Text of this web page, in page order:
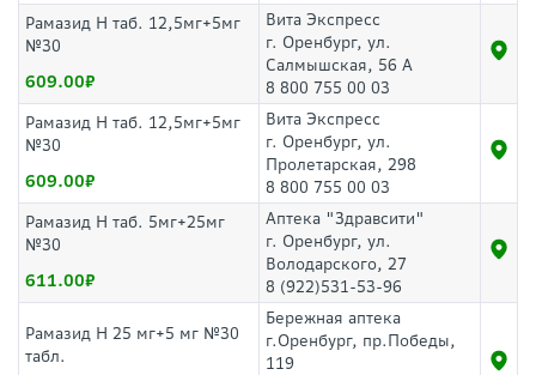
Рамазид Н таб. 12,5мг+5мг
№30
609.00
Вита Экспресс
г. Оренбург, ул.
Салмышская, 56 А
8 800 755 00 03
Рамазид Н таб. 12,5мг+5мг
№30
609.00
Вита Экспресс
г. Оренбург, ул.
Пролетарская, 298
8 800 755 00 03
Рамазид Н таб. 5мг+25мг
№30
611.00
Аптека "Здравсити"
г. Оренбург, ул.
Володарского, 27
8 (922)531-53-96
Рамазид Н 25 мг+5 мг №30
табл.
Бережная аптека
г.Оренбург, пр.Победы,
119